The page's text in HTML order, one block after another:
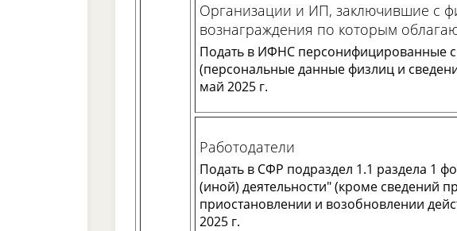
Организации и ИП, заключившие с
вознаграждения по которым
Подать в ИФНС персонифицированные
(персональные данные физлиц и
май 2025 г.
Работодатели
Подать в СФР подраздел 1.1 раздела 1
(иной) деятельности" (кроме сведений
приостановлении и возобновлении
2025 г.